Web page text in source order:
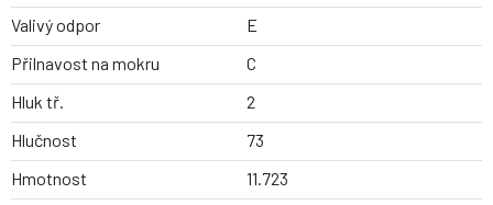
Valivý odpor
E
Přilnavost na mokru
C
Hluk tř.
2
Hlučnost
73
Hmotnost
11.723